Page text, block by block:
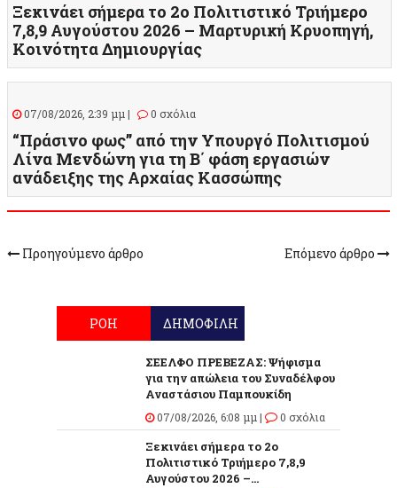
Ξεκινάει σήμερα το 2ο Πολιτιστικό Τριήμερο
7,8,9 Αυγούστου 2026 – Μαρτυρική Κρυοπηγή,
Κοινότητα Δημιουργίας
07/08/2026, 2:39 μμ | 0 σχόλια
“Πράσινο φως” από την Υπουργό Πολιτισμού
Λίνα Μενδώνη για τη Β΄ φάση εργασιών
ανάδειξης της Αρχαίας Κασσώπης
Προηγούμενο άρθρο Επόμενο άρθρο
ΡΟΗ ΔΗΜΟΦΙΛΗ
ΣΕΕΛΦΟ ΠΡΕΒΕΖΑΣ: Ψήφισμα
για την απώλεια του Συναδέλφου
Αναστάσιου Παμπουκίδη
07/08/2026, 6:08 μμ | 0 σχόλια
Ξεκινάει σήμερα το 2ο
Πολιτιστικό Τριήμερο 7,8,9
Αυγούστου 2026 –...